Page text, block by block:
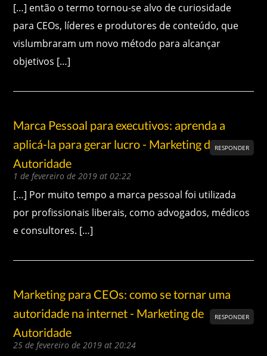
[…] então o termo tornou-se alvo de curiosidade
para CEOs, líderes e produtores de conteúdo, que
vislumbraram um novo método para alcançar
objetivos […]
Marca Pessoal para executivos: aprenda a
aplicá-la para gerar lucro - Marketing de
Autoridade
1 de fevereiro de 2019 at 02:22
RESPONDER
[…] Por muito tempo a marca pessoal foi utilizada
por profissionais liberais, como advogados, médicos
e consultores. […]
Marketing para CEOs: como se tornar uma
autoridade na internet - Marketing de
Autoridade
25 de fevereiro de 2019 at 20:24
RESPONDER